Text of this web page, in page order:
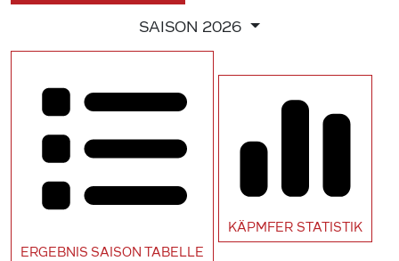
SAISON 2026
ERGEBNIS SAISON TABELLE
KÄPMFER STATISTIK